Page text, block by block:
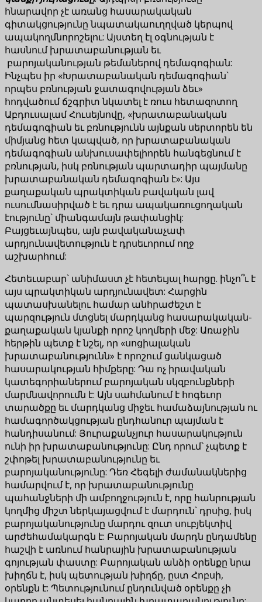
հնարավոր չէ առանց հասարակական
գիտակցությունը նպատակաուղղված կերպով
ապակողմնորոշելու: Այստեղ էլ օգնության է
հասնում խրատաբանության եւ
բարոյականության թեմաներով դեմագոգիան:
Ինչպես իր «Խրատաբանական դեմագոգիան`
որպես բռնության ջատագովության ձեւ»
հոդվածում ճշգրիտ նկատել է ռուս հետազոտող
Աբդուսալամ Հուսեյնովը, «խրատաբանական
դեմագոգիան եւ բռնությունն այնքան սերտորեն են
միմյանց հետ կապված, որ խրատաբանական
դեմագոգիան անխուսափելիորեն հանգեցնում է
բռնության, իսկ բռնության պարտադիր պայմանը
խրատաբանական դեմագոգիան է»: Այս
քաղաքական պրակտիկան բավական լավ
ուսումնասիրված է եւ դրա ապակառուցողական
էությունը` միանգամայն թափանցիկ:
Բայցեւայնպես, այն բավականաչափ
արդյունավետություն է դրսեւորում ողջ
աշխարհում:
Հետեւաբար` անիմաստ չէ հետեւյալ հարցը. ինչո՞ւ է
այս պրակտիկան արդյունավետ: Հարցին
պատասխանելու համար անհրաժեշտ է
պարզություն մտցնել մարդկանց հասարակական-
քաղաքական կյանքի որոշ կողմերի մեջ: Առաջին
հերթին պետք է նշել, որ «սոցիալական
խրատաբանությունն» է որոշում ցանկացած
հասարակության հիմքերը: Դա ոչ իրավական
կատեգորիաներում բարոյական սկզբունքների
մարմնավորումն է: Այն սահմանում է հոգեւոր
տարածքը եւ մարդկանց միջեւ համաձայնության ու
համագործակցության ընդհանուր պայման է
հանդիսանում: Յուրաքանչյուր հասարակություն
ունի իր խրատաբանությունը: Ընդ որում` չպետք է
շփոթել խրատաբանությունը եւ
բարոյականությունը: Դեռ Հեգելի ժամանակներից
համարվում է, որ խրատաբանությունը
պահանջների մի ամբողջություն է, որը հանրության
կողմից միշտ ներկայացվում է մարդուն` դրսից, իսկ
բարոյականությունը մարդու զուտ սուբյեկտիվ
արժեհամակարգն է: Բարոյական մարդն ընդամենը
հաշվի է առնում հանրային խրատաբանության
գոյության փաստը: Բարոյական անձի օրենքը նրա
խիղճն է, իսկ պետության խիղճը, ըստ Հոբսի,
օրենքն է: Պետությունում ընդունված օրենքը չի